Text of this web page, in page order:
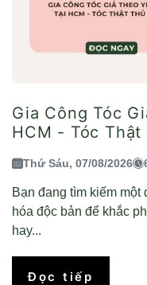
Gia Công Tóc
HCM - Tóc Thật
Thứ Sáu, 07/08/2026
Bạn đang tìm kiếm một
hóa độc bản để khắc
hay...
Đọc tiếp